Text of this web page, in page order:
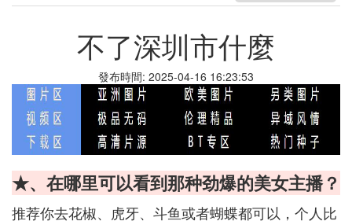
不了深圳市什麼
發布時間: 2025-04-16 16:23:53
★、在哪里可以看到那种劲爆的美女主播？
推荐你去花椒、虎牙、斗鱼或者蝴蝶都可以，个人比